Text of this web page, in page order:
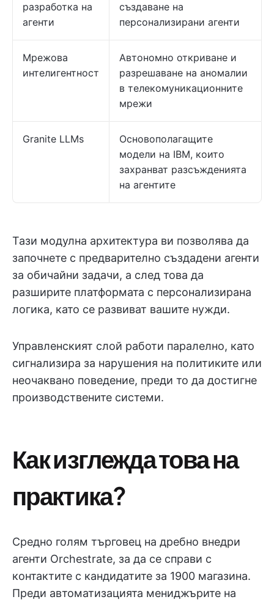
разработка на
агенти
създаване на
персонализирани агенти
Мрежова
интелигентност
Автономно откриване и
разрешаване на аномалии
в телекомуникационните
мрежи
Granite LLMs
Основополагащите
модели на IBM, които
захранват разсъжденията
на агентите
Тази модулна архитектура ви позволява да
започнете с предварително създадени агенти
за обичайни задачи, а след това да
разширите платформата с персонализирана
логика, като се развиват вашите нужди.
Управленският слой работи паралелно, като
сигнализира за нарушения на политиките или
неочаквано поведение, преди то да достигне
производствените системи.
Как изглежда това на
практика?
Средно голям търговец на дребно внедри
агенти Orchestrate, за да се справи с
контактите с кандидатите за 1900 магазина.
Преди автоматизацията мениджърите на